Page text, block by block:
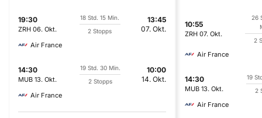
19:30
ZRH 06. Okt.
18 Std. 15 Min.
2 Stopps
13:45
07. Okt.
Air France
14:30
MUB 13. Okt.
19 Std. 30 Min.
2 Stopps
10:00
14. Okt.
Air France
10:55
ZRH 07. Okt.
26
2
Air France
14:30
MUB 13. Okt.
19
2
Air France